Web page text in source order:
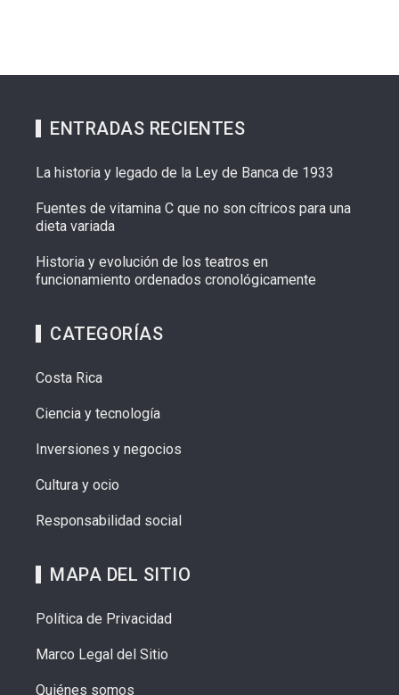
ENTRADAS RECIENTES
La historia y legado de la Ley de Banca de 1933
Fuentes de vitamina C que no son cítricos para una
dieta variada
Historia y evolución de los teatros en
funcionamiento ordenados cronológicamente
CATEGORÍAS
Costa Rica
Ciencia y tecnología
Inversiones y negocios
Cultura y ocio
Responsabilidad social
MAPA DEL SITIO
Política de Privacidad
Marco Legal del Sitio
Quiénes somos